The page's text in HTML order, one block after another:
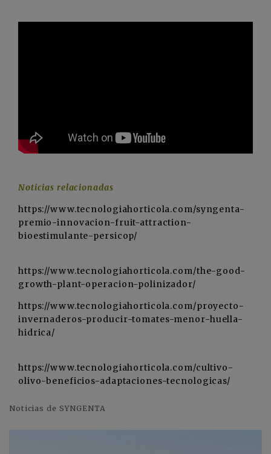
Noticias relacionadas
https://www.tecnologiahorticola.com/syngenta-
premio-innovacion-fruit-attraction-
bioestimulante-persicop/
https://www.tecnologiahorticola.com/the-good-
growth-plant-operacion-polinizador/
https://www.tecnologiahorticola.com/proyecto-
invernaderos-producir-tomates-menor-huella-
hidrica/
https://www.tecnologiahorticola.com/cultivo-
olivo-beneficios-adaptaciones-tecnologicas/
Noticias de SYNGENTA